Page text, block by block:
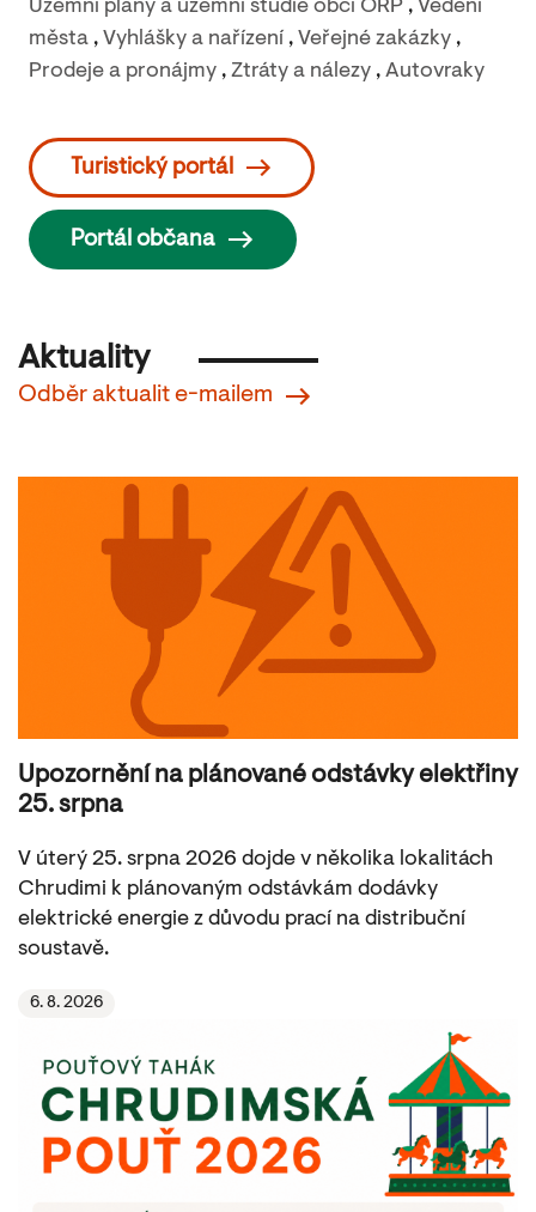
Územní plány a územní studie obcí ORP , Vedení
města , Vyhlášky a nařízení , Veřejné zakázky ,
Prodeje a pronájmy , Ztráty a nálezy , Autovraky
Turistický portál
Portál občana
Aktuality
Odběr aktualit e-mailem
Upozornění na plánované odstávky elektřiny
25. srpna
V úterý 25. srpna 2026 dojde v několika lokalitách
Chrudimi k plánovaným odstávkám dodávky
elektrické energie z důvodu prací na distribuční
soustavě.
6. 8. 2026